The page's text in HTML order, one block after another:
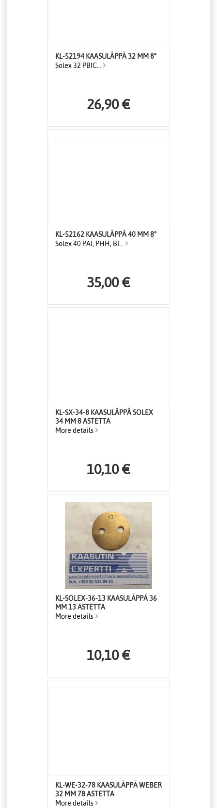
KL-52194 KAASULÄPPÄ 32 MM 8°
Solex 32 PBIC...
26,90 €
KL-52162 KAASULÄPPÄ 40 MM 8°
Solex 40 PAI, PHH, BI...
35,00 €
KL-SX-34-8 KAASULÄPPÄ SOLEX
34 MM 8 ASTETTA
More details
10,10 €
KL-SOLEX-36-13 KAASULÄPPÄ 36
MM 13 ASTETTA
More details
10,10 €
KL-WE-32-78 KAASULÄPPÄ WEBER
32 MM 78 ASTETTA
More details